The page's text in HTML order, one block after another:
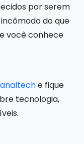
por serem
do que
você conhece
e fique
tecnologia,